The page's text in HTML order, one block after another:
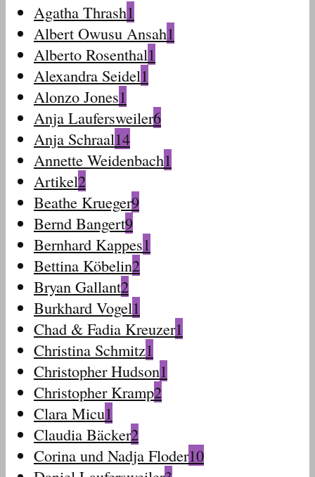
Agatha Thrash1
Albert Owusu Ansah1
Alberto Rosenthal1
Alexandra Seidel1
Alonzo Jones1
Anja Laufersweiler6
Anja Schraal14
Annette Weidenbach1
Artikel2
Beathe Krueger9
Bernd Bangert9
Bernhard Kappes1
Bettina Köbelin2
Bryan Gallant2
Burkhard Vogel1
Chad & Fadia Kreuzer1
Christina Schmitz1
Christopher Hudson1
Christopher Kramp2
Clara Micu1
Claudia Bäcker2
Corina und Nadja Floder10